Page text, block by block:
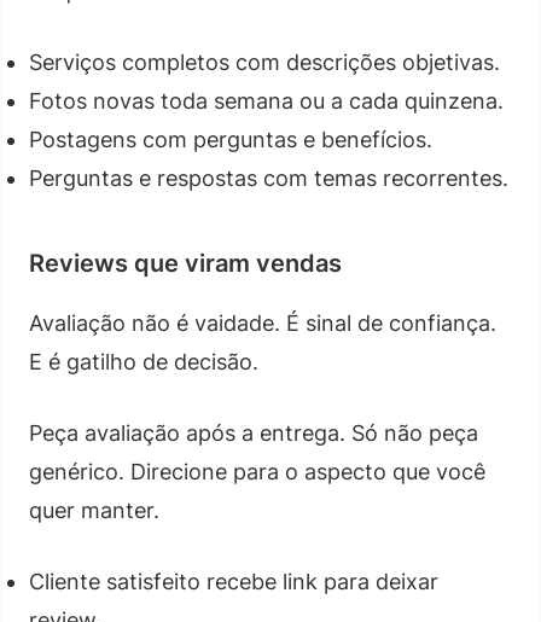
Serviços completos com descrições objetivas.
Fotos novas toda semana ou a cada quinzena.
Postagens com perguntas e benefícios.
Perguntas e respostas com temas recorrentes.
Reviews que viram vendas
Avaliação não é vaidade. É sinal de confiança.
E é gatilho de decisão.
Peça avaliação após a entrega. Só não peça
genérico. Direcione para o aspecto que você
quer manter.
Cliente satisfeito recebe link para deixar